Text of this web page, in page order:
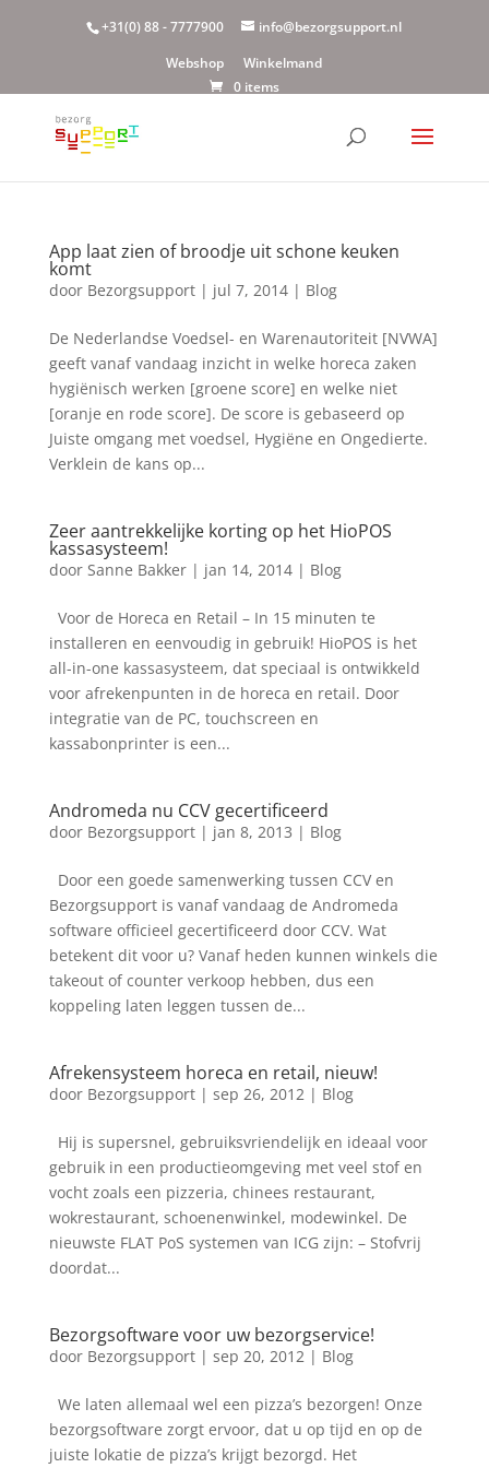
+31(0) 88 - 7777900
info@bezorgsupport.nl
Webshop
Winkelmand
0 items
App laat zien of broodje uit schone keuken
komt
door Bezorgsupport| jul 7, 2014| Blog
De Nederlandse Voedsel- en Warenautoriteit [NVWA]
geeft vanaf vandaag inzicht in welke horeca zaken
hygiënisch werken [groene score] en welke niet
[oranje en rode score]. De score is gebaseerd op
Juiste omgang met voedsel, Hygiëne en Ongedierte.
Verklein de kans op...
Zeer aantrekkelijke korting op het HioPOS
kassasysteem!
door Sanne Bakker| jan 14, 2014| Blog
Voor de Horeca en Retail – In 15 minuten te
installeren en eenvoudig in gebruik! HioPOS is het
all-in-one kassasysteem, dat speciaal is ontwikkeld
voor afrekenpunten in de horeca en retail. Door
integratie van de PC, touchscreen en
kassabonprinter is een...
Andromeda nu CCV gecertificeerd
door Bezorgsupport| jan 8, 2013 | Blog
Door een goede samenwerking tussen CCV en
Bezorgsupport is vanaf vandaag de Andromeda
software officieel gecertificeerd door CCV. Wat
betekent dit voor u? Vanaf heden kunnen winkels die
takeout of counter verkoop hebben, dus een
koppeling laten leggen tussen de...
Afrekensysteem horeca en retail, nieuw!
door Bezorgsupport| sep 26, 2012| Blog
Hij is supersnel, gebruiksvriendelijk en ideaal voor
gebruik in een productieomgeving met veel stof en
vocht zoals een pizzeria, chinees restaurant,
wokrestaurant, schoenenwinkel, modewinkel. De
nieuwste FLAT PoS systemen van ICG zijn: – Stofvrij
doordat...
Bezorgsoftware voor uw bezorgservice!
door Bezorgsupport| sep 20, 2012| Blog
We laten allemaal wel een pizza’s bezorgen! Onze
bezorgsoftware zorgt ervoor, dat u op tijd en op de
juiste lokatie de pizza’s krijgt bezorgd. Het